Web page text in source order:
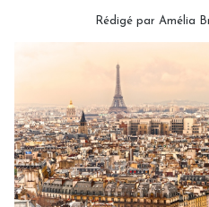
Rédigé par Amélia